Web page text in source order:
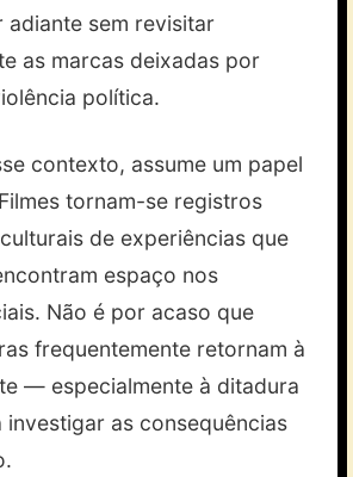
adiante sem revisitar
as marcas deixadas por
política.
contexto, assume um papel
tornam-se registros
de experiências que
espaço nos
Não é por acaso que
frequentemente retornam à
— especialmente à ditadura
as consequências